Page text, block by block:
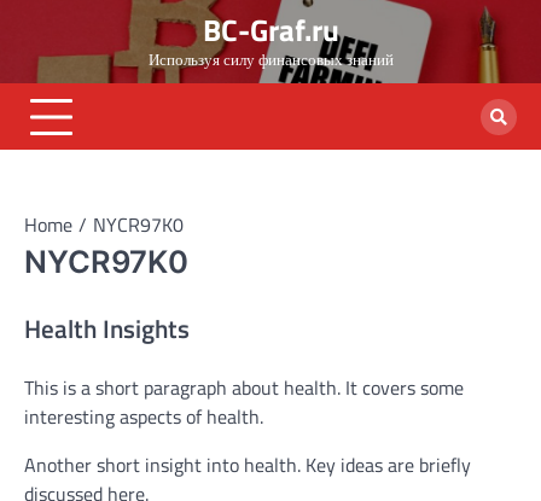
content
BC-Graf.ru
Используя силу финансовых знаний
Home NYCR97K0
NYCR97K0
Health Insights
This is a short paragraph about health. It covers some
interesting aspects of health.
Another short insight into health. Key ideas are briefly
discussed here.